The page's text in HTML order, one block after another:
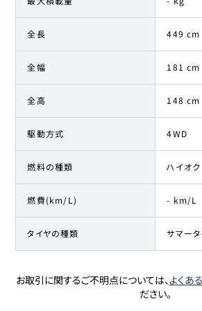
全長 449 cm
全幅 181 cm
全高 148 cm
駆動方式 4WD
燃料の種類 ハイオク
燃費(km/L) - km/L
タイヤの種類 サマータ
お取引に関するご不明点については、よくあ
ださい。